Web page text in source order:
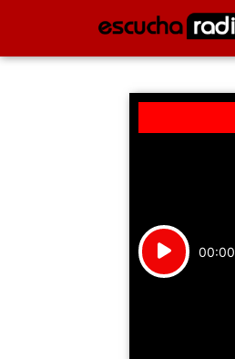
Reproductor
de
audio
00:00